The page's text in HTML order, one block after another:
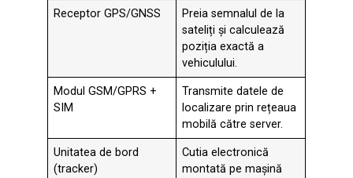
Receptor GPS/GNSS
Preia semnalul de la
sateliți și calculează
poziția exactă a
vehiculului.
Modul GSM/GPRS +
SIM
Transmite datele de
localizare prin rețeaua
mobilă către server.
Unitatea de bord
(tracker)
Cutia electronică
montată pe mașină